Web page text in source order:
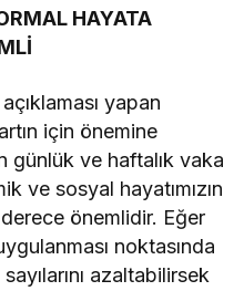
HAYATA
yapan
için önemine
günlük ve haftalık vaka
ve sosyal hayatımızın
önemlidir. Eğer
noktasında
azaltabilirsek